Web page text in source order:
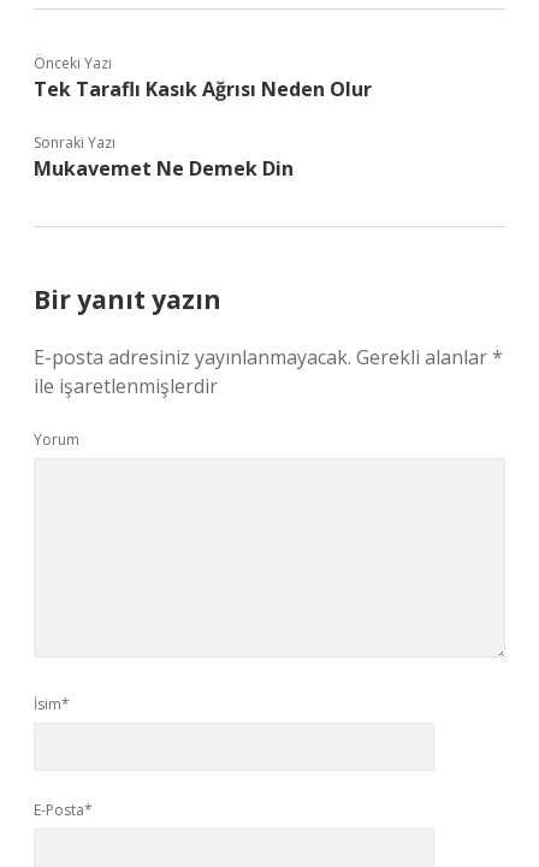
Önceki Yazı
Tek Taraflı Kasık Ağrısı Neden Olur
Sonraki Yazı
Mukavemet Ne Demek Din
Bir yanıt yazın
E-posta adresiniz yayınlanmayacak. Gerekli alanlar*
ile işaretlenmişlerdir
Yorum
İsim*
E-Posta*